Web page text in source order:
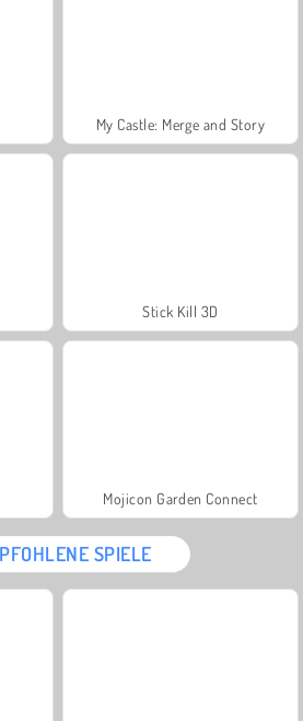
My Castle: Merge and Story
Stick Kill 3D
Mojicon Garden Connect
SPIELE